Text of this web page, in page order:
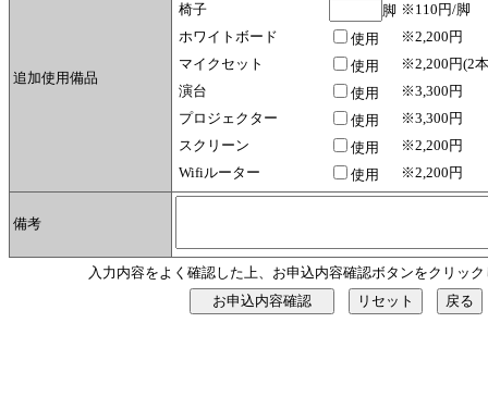
追加使用備品
椅子
脚 ※110円/脚
ホワイトボード
使用
※2,200円
マイクセット
使用
※2,200円(2
演台
使用
※3,300円
プロジェクター
使用
※3,300円
スクリーン
使用
※2,200円
Wifiルーター
使用 ※2,200円
備考
入力内容をよく確認した上、お申込内容確認ボタンをクリッ